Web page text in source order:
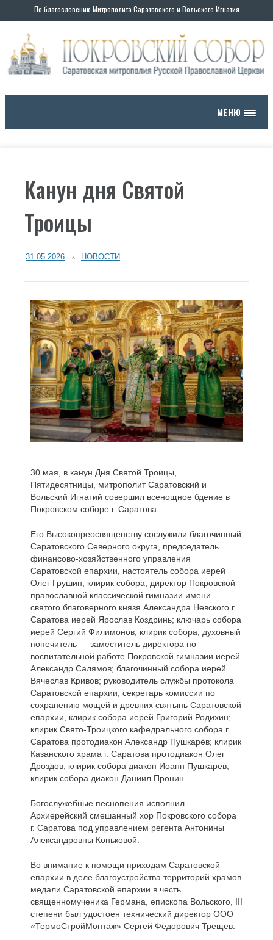
По благословению Митрополита Саратовского и Вольского Игнатия
МЕНЮ
Канун дня Святой
Троицы
31.05.2026 НОВОСТИ
30 мая, в канун Дня Святой Троицы,
Пятидесятницы, митрополит Саратовский и
Вольский Игнатий совершил всенощное бдение в
Покровском соборе г. Саратова.
Его Высокопреосвященству сослужили благочинный
Саратовского Северного округа, председатель
финансово-хозяйственного управления
Саратовской епархии, настоятель собора иерей
Олег Грушин; клирик собора, директор Покровской
православной классической гимназии имени
святого благоверного князя Александра Невского г.
Саратова иерей Ярослав Коздринь; ключарь собора
иерей Сергий Филимонов; клирик собора, духовный
попечитель — заместитель директора по
воспитательной работе Покровской гимназии иерей
Александр Салямов; благочинный собора иерей
Вячеслав Кривов; руководитель службы протокола
Саратовской епархии, секретарь комиссии по
сохранению мощей и древних святынь Саратовской
епархии, клирик собора иерей Григорий Родихин;
клирик Свято-Троицкого кафедрального собора г.
Саратова протодиакон Александр Пушкарёв; клирик
Казанского храма г. Саратова протодиакон Олег
Дроздов; клирик собора диакон Иоанн Пушкарёв;
клирик собора диакон Даниил Пронин.
Богослужебные песнопения исполнил
Архиерейский смешанный хор Покровского собора
г. Саратова под управлением регента Антонины
Александровны Коньковой.
Во внимание к помощи приходам Саратовской
епархии в деле благоустройства территорий храмов
медали Саратовской епархии в честь
священномученика Германа, епископа Вольского, III
степени был удостоен технический директор ООО
«ТермоСтройМонтаж» Сергей Федорович Трещев.